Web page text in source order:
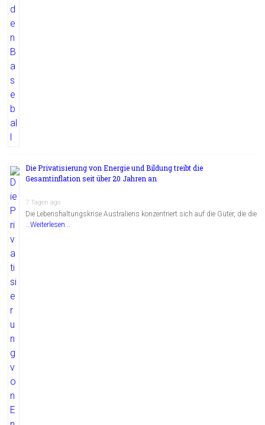
Die Privatisierung von Energie und Bildung treibt die
Gesamtinflation seit über 20 Jahren an
7 Tagen ago
Die Lebenshaltungskrise Australiens konzentriert sich auf die Güter, die die
…Weiterlesen...